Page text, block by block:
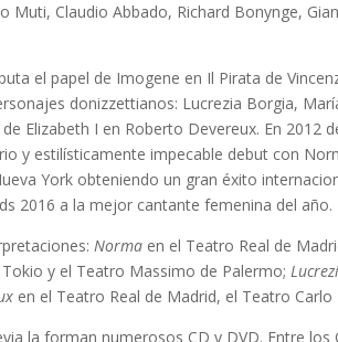
Muti, Claudio Abbado, Richard Bonynge,
el papel de Imogene en Il Pirata de
donizzettianos: Lucrezia Borgia,
Elizabeth I en Roberto Devereux. En 2012
y estilísticamente impecable debut con
York obteniendo un gran éxito
2016 a la mejor cantante femenina del año.
Norma en el Teatro Real de
y el Teatro Massimo de Palermo;
en el Teatro Real de Madrid, el Teatro
la forman numerosos CD y DVD. Entre los